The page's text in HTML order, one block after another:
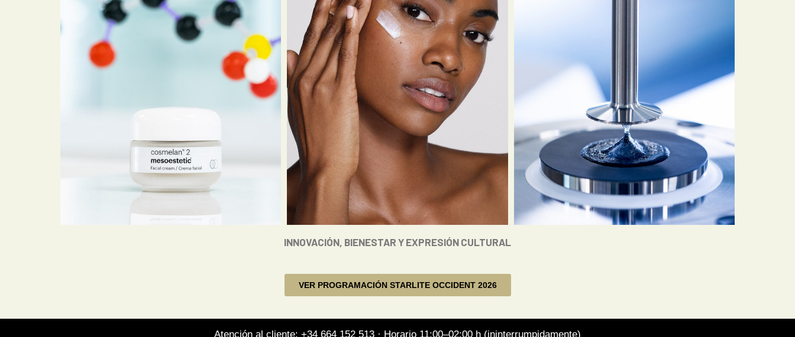
INNOVACIÓN, BIENESTAR Y EXPRESIÓN CULTURAL
VER PROGRAMACIÓN STARLITE OCCIDENT 2026
Atención al cliente: +34 664 152 513 · Horario 11:00–02:00 h (ininterrumpidamente)